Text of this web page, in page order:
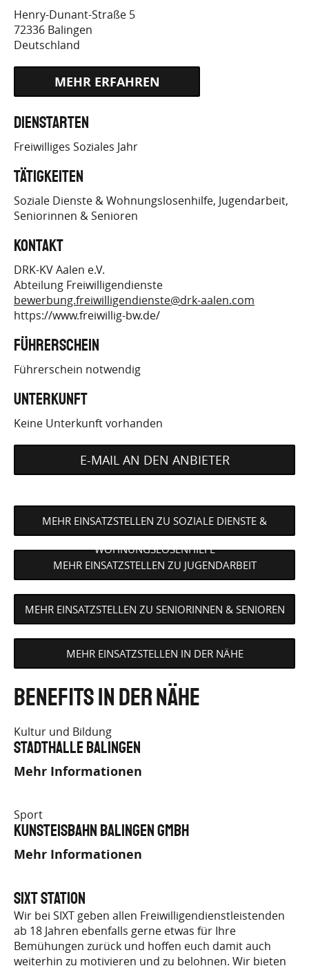
Henry-Dunant-Straße 5
72336 Balingen
Deutschland
BW.DE/JOBPOSTING/
Dienstarten
Freiwilliges Soziales Jahr
Tätigkeiten
Soziale Dienste & Wohnungslosenhilfe Jugendarbeit
Seniorinnen & Senioren
Kontakt
DRK-KV Aalen e.V.
Abteilung Freiwilligendienste
bewerbung.freiwilligendienste@drk-aalen.com
https://www.freiwillig-bw.de/
Führerschein
Führerschein notwendig
Unterkunft
Keine Unterkunft vorhanden
E-MAIL AN DEN ANBIETER
MEHR EINSATZSTELLEN ZU SOZIALE DIENSTE &
WOHNUNGSLOSENHILFE
MEHR EINSATZSTELLEN ZU JUGENDARBEIT
MEHR EINSATZSTELLEN ZU SENIORINNEN & SENIOREN
MEHR EINSATZSTELLEN IN DER NÄHE
Benefits in der Nähe
Kultur und Bildung
Stadthalle Balingen
Mehr Informationen
Sport
Kunsteisbahn Balingen GmbH
Mehr Informationen
SIXT Station
Wir bei SIXT geben allen Freiwilligendienstleistenden
ab 18 Jahren ebenfalls gerne etwas für Ihre
Bemühungen zurück und hoffen euch damit auch
weiterhin zu motivieren und zu belohnen. Wir bieten